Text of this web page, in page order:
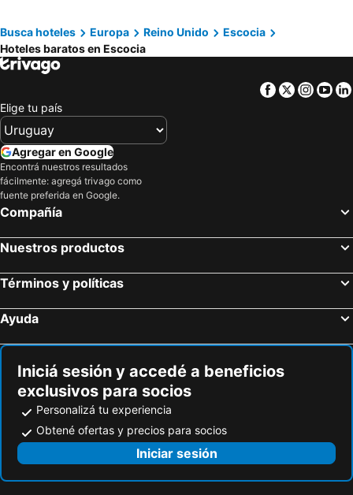
Busca hoteles Europa Reino Unido
Escocia
Hoteles baratos en Escocia
Facebook
Twitter
Elige tu país
Agregar en Google
Encontrá nuestros resultados
fácilmente: agregá trivago como
fuente preferida en Google.
Compañía
Nuestros productos
Términos y políticas
Ayuda
Iniciá sesión y accedé a beneficios
exclusivos para socios
Personalizá tu experiencia
Obtené ofertas y precios para socios
Iniciar sesión